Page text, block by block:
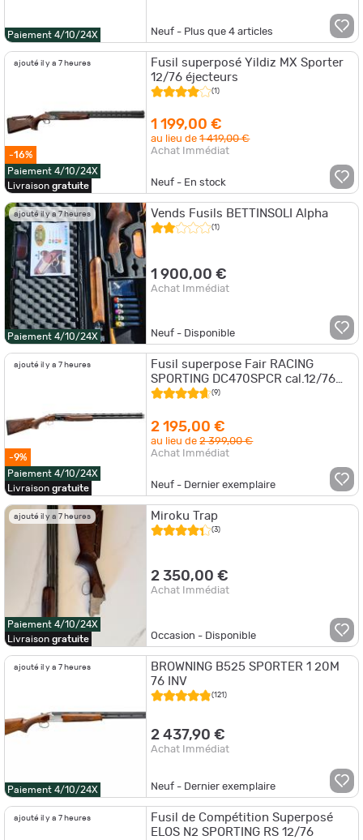
Paiement 4/10/24X Neuf - Plus que4 articles
ajouté il y a 7 heures
-16%
Paiement 4/10/24X
Livraison gratuite
Fusil superposé Yildiz MX Sporter
12/76 éjecteurs
(1)
1 199,00 €
au lieu de1 419,00 €
Achat Immédiat
Neuf - En stock
ajouté il y a 7 heures
Paiement 4/10/24X
Vends Fusils BETTINSOLI Alpha
(1)
1 900,00 €
Achat Immédiat
Neuf - Disponible
ajouté il y a 7 heures
-9%
Paiement 4/10/24X
Livraison gratuite
Fusil superpose Fair RACING
SPORTING DC470SPCR cal.12/76
bois can.76cm avec crosse reglable
(9)
2 195,00 €
au lieu de2 399,00 €
Achat Immédiat
Neuf - Dernier exemplaire
ajouté il y a 7 heures
Paiement 4/10/24X
Livraison gratuite
Miroku Trap
(3)
2 350,00 €
Achat Immédiat
Occasion - Disponible
ajouté il y a 7 heures
Paiement 4/10/24X
BROWNING B525 SPORTER 1 20M
76 INV
(121)
2 437,90 €
Achat Immédiat
Neuf - Dernier exemplaire
ajouté il y a 7 heures
Fusil de Compétition Superposé
ELOS N2 SPORTING RS 12/76